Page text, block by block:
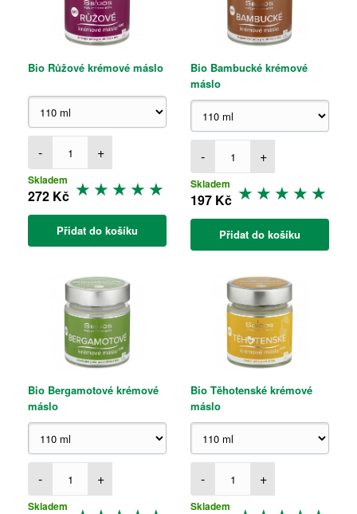
Bio Růžové krémové máslo
- +
Skladem
272 Kč
Přidat do košíku
Bio Bambucké krémové
máslo
- +
Skladem
197 Kč
Přidat do košíku
Bio Bergamotové krémové
máslo
- +
Skladem
Bio Těhotenské krémové
máslo
- +
Skladem